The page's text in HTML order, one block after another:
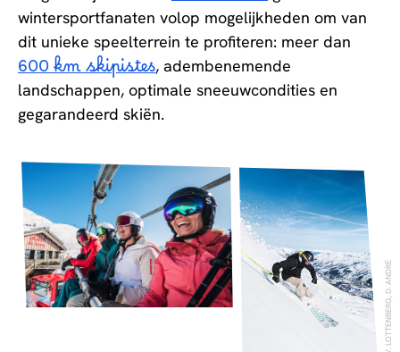
wintersportfanaten volop mogelijkheden om van
dit unieke speelterrein te profiteren: meer dan
600 km skipistes, adembenemende
landschappen, optimale sneeuwcondities en
gegarandeerd skiën.
V. LOTTENBERG, D. ANDRÉ